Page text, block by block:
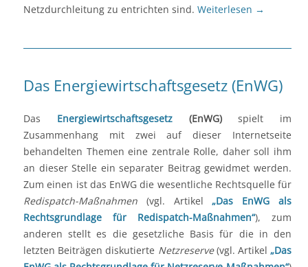
Netzdurchleitung zu entrichten sind. Weiterlesen →
Das Energiewirtschaftsgesetz (EnWG)
Das Energiewirtschaftsgesetz(EnWG)spielt im
Zusammenhang mit zwei auf dieser Internetseite
behandelten Themen eine zentrale Rolle, daher soll ihm
an dieser Stelle ein separater Beitrag gewidmet werden.
Zum einen ist das EnWG die wesentliche Rechtsquelle für
Redispatch-Maßnahmen (vgl. Artikel„Das EnWG als
Rechtsgrundlage für Redispatch-Maßnahmen“), zum
anderen stellt es die gesetzliche Basis für die in den
letzten Beiträgen diskutierte Netzreserve(vgl. Artikel „Das